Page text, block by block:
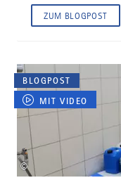
ZUM BLOGPOST
BLOGPOST
MIT VIDEO
©